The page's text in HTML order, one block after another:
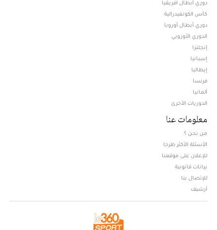
دوري أبطال افريقيا
كأس الكونفيدرالية
دوري أبطال أوروبا
الدوري الأوروبي
إنجلترا
إسبانيا
إيطاليا
فرنسا
ألمانيا
الدوريات الأخرى
معلومات عنا
من نحن ؟
الأسئلة الأكثر طرحا
للإعلان على موقعنا
بيانات قانونية
للإتصال بنا
أرشيف